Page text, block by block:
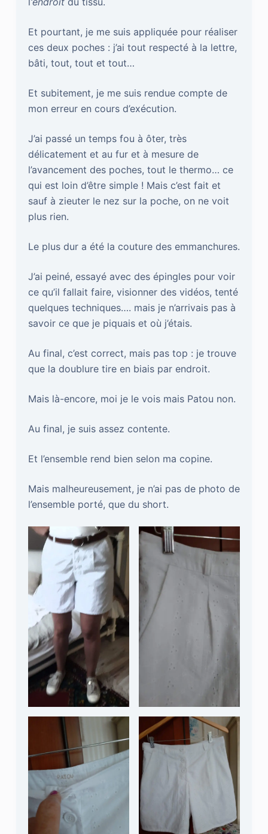
Et pourtant, je me suis appliquée pour réaliser
ces deux poches : j’ai tout respecté à la lettre,
bâti, tout, tout et tout…
Et subitement, je me suis rendue compte de
mon erreur en cours d’exécution.
J’ai passé un temps fou à ôter, très
délicatement et au fur et à mesure de
l’avancement des poches, tout le thermo… ce
qui est loin d’être simple ! Mais c’est fait et
sauf à zieuter le nez sur la poche, on ne voit
plus rien.
Le plus dur a été la couture des emmanchures.
J’ai peiné, essayé avec des épingles pour voir
ce qu’il fallait faire, visionner des vidéos, tenté
quelques techniques…. mais je n’arrivais pas à
savoir ce que je piquais et où j’étais.
Au final, c’est correct, mais pas top : je trouve
que la doublure tire en biais par endroit.
Mais là-encore, moi je le vois mais Patou non.
Au final, je suis assez contente.
Et l’ensemble rend bien selon ma copine.
Mais malheureusement, je n’ai pas de photo de
l’ensemble porté, que du short.